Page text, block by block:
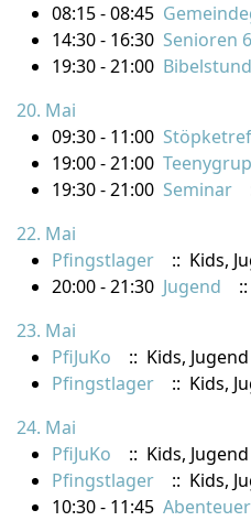
08:15 - 08:45
14:30 - 16:30 Senioren
19:30 - 21:00
20. Mai
09:30 - 11:00
19:00 - 21:00
19:30 - 21:00 Seminar
22. Mai
Pfingstlager
:: Kids,
20:00 - 21:30 Jugend
23. Mai
PfiJuKo
:: Kids, Jugend
Pfingstlager
:: Kids,
24. Mai
PfiJuKo
:: Kids, Jugend
Pfingstlager
:: Kids,
10:30 - 11:45